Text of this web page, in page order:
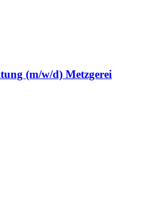
(m/w/d) Metzgerei